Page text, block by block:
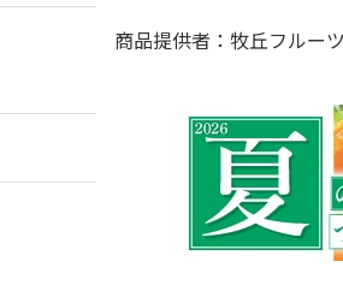
商品提供者：牧丘フルー